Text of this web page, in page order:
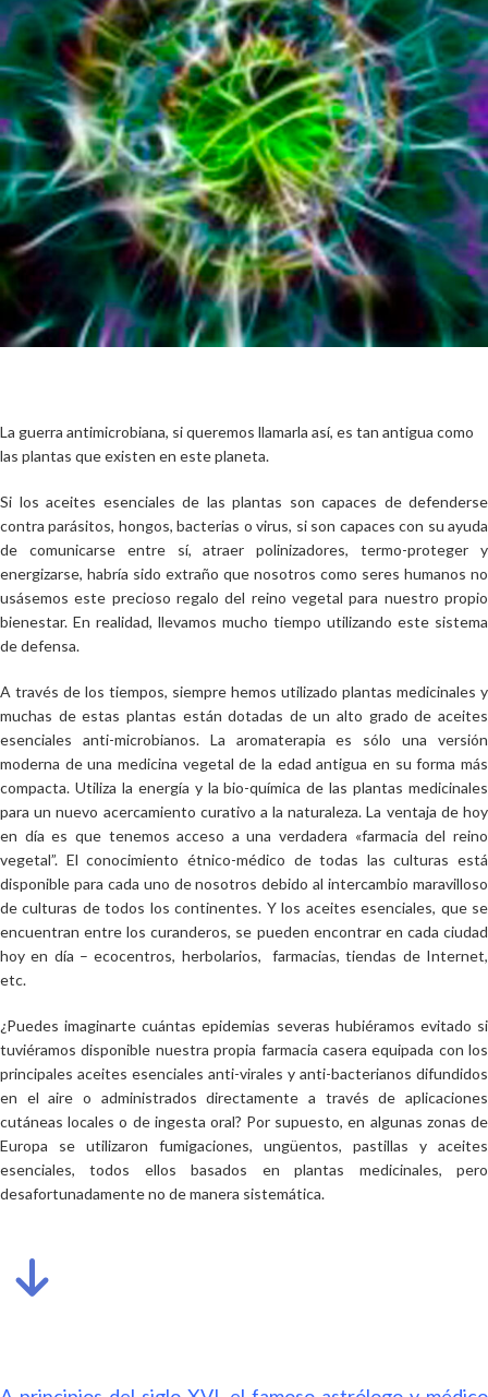
La guerra antimicrobiana, si queremos llamarla así, es tan antigua como
las plantas que existen en este planeta.
Si los aceites esenciales de las plantas son capaces de defenderse
contra parásitos, hongos, bacterias o virus, si son capaces con su ayuda
de comunicarse entre sí, atraer polinizadores, termo-proteger y
energizarse, habría sido extraño que nosotros como seres humanos no
usásemos este precioso regalo del reino vegetal para nuestro propio
bienestar. En realidad, llevamos mucho tiempo utilizando este sistema
de defensa.
A través de los tiempos, siempre hemos utilizado plantas medicinales y
muchas de estas plantas están dotadas de un alto grado de aceites
esenciales anti-microbianos. La aromaterapia es sólo una versión
moderna de una medicina vegetal de la edad antigua en su forma más
compacta. Utiliza la energía y la bio-química de las plantas medicinales
para un nuevo acercamiento curativo a la naturaleza. La ventaja de hoy
en día es que tenemos acceso a una verdadera «farmacia del reino
vegetal”. El conocimiento étnico-médico de todas las culturas está
disponible para cada uno de nosotros debido al intercambio maravilloso
de culturas de todos los continentes. Y los aceites esenciales, que se
encuentran entre los curanderos, se pueden encontrar en cada ciudad
hoy en día – ecocentros, herbolarios, farmacias, tiendas de Internet,
etc.
¿Puedes imaginarte cuántas epidemias severas hubiéramos evitado si
tuviéramos disponible nuestra propia farmacia casera equipada con los
principales aceites esenciales anti-virales y anti-bacterianos difundidos
en el aire o administrados directamente a través de aplicaciones
cutáneas locales o de ingesta oral? Por supuesto, en algunas zonas de
Europa se utilizaron fumigaciones, ungüentos, pastillas y aceites
esenciales, todos ellos basados en plantas medicinales, pero
desafortunadamente no de manera sistemática.